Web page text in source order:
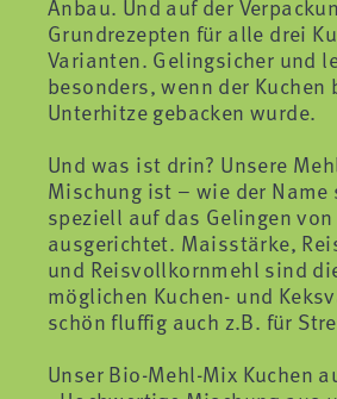
Anbau. Und auf der
Grundrezepten für alle drei
Varianten. Gelingsicher und
besonders, wenn der Kuchen
Unterhitze gebacken wurde.
Und was ist drin? Unsere
Mischung ist – wie der Name
speziell auf das Gelingen von
ausgerichtet. Maisstärke,
und Reisvollkornmehl sind
möglichen Kuchen- und
schön fluffig auch z.B. für
Unser Bio-Mehl-Mix Kuchen